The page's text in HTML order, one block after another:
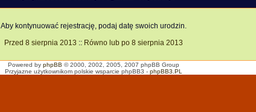
Aby kontynuować rejestrację, podaj datę swoich urodzin.
Przed 8 sierpnia 2013 :: Równo lub po 8 sierpnia 2013
Powered by phpBB © 2000, 2002, 2005, 2007 phpBB Group
Przyjazne użytkownikom polskie wsparcie phpBB3 - phpBB3.PL